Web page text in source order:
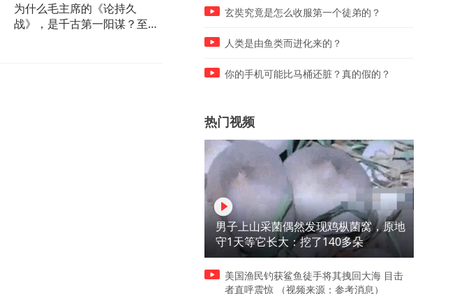
为什么毛主席的《论持久
战》，是千古第一阳谋？至今
西方列强霸占东交民巷，毛主
清场了！
许世友腰里别着枪，对江青
客气！
玄奘究竟是怎么收服第一个徒弟的？
人类是由鱼类而进化来的？
你的手机可能比马桶还脏？真的假的？
热门视频
男子上山采菌偶然发现鸡枞菌窝，原地
守1天等它长大：挖了140多朵
美国渔民钓获鲨鱼徒手将其拽回大海 目击
者直呼震惊 （视频来源：参考消息）